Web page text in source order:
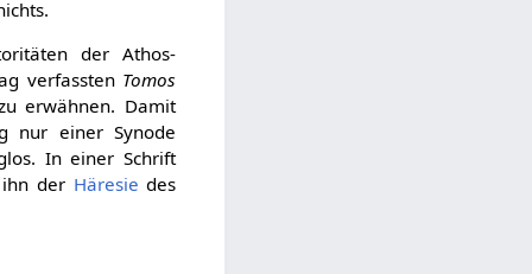
der Athos-
verfassten Tomos
erwähnen. Damit
nur einer Synode
In einer Schrift
der Häresie des